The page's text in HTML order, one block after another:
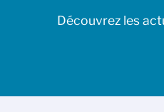
Découvrez les